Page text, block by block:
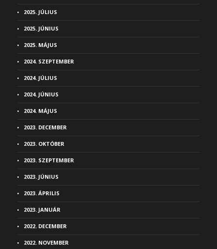
2025. JÚLIUS
2025. JÚNIUS
2025. MÁJUS
2024. SZEPTEMBER
2024. JÚLIUS
2024. JÚNIUS
2024. MÁJUS
2023. DECEMBER
2023. OKTÓBER
2023. SZEPTEMBER
2023. JÚNIUS
2023. ÁPRILIS
2023. JANUÁR
2022. DECEMBER
2022. NOVEMBER